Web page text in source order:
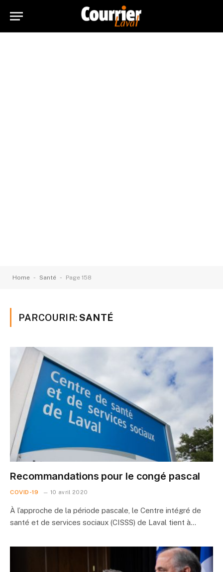
Home - Santé - Page 158
PARCOURIR:SANTÉ
Recommandations pour le congé pascal
COVID-19 10 avril 2020
À l’approche de la période pascale, le Centre intégré de
santé et de services sociaux (CISSS) de Laval tient à…